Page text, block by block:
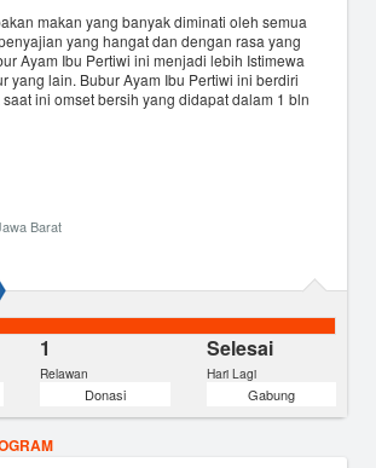
makan yang banyak diminati oleh semua
yang hangat dan dengan rasa yang
Ayam Ibu Pertiwi ini menjadi lebih Istimewa
yang lain. Bubur Ayam Ibu Pertiwi ini berdiri
ini omset bersih yang didapat dalam 1 bln
Barat
1
Relawan
Selesai
Hari Lagi
Donasi Gabung